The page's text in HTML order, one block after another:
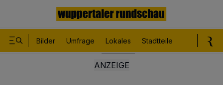
Bilder Umfrage Lokales Stadtteile